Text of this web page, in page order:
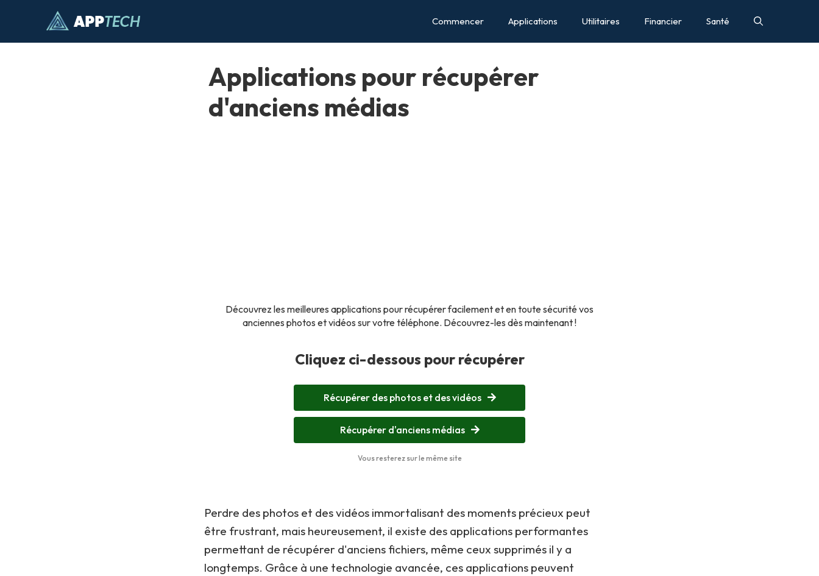
Commencer Applications Utilitaires Financier Santé
Applications pour récupérer
d'anciens médias
Découvrez les meilleures applications pour récupérer facilement et en toute sécurité vos
anciennes photos et vidéos sur votre téléphone. Découvrez-les dès maintenant !
Cliquez ci-dessous pour récupérer
Récupérer des photos et des vidéos
Récupérer d'anciens médias
Vous resterez sur le même site
Perdre des photos et des vidéos immortalisant des moments précieux peut
être frustrant, mais heureusement, il existe des applications performantes
permettant de récupérer d'anciens fichiers, même ceux supprimés il y a
longtemps. Grâce à une technologie avancée, ces applications peuvent